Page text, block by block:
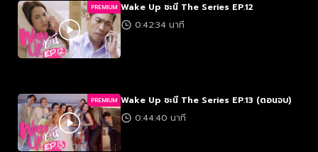
PREMIUM Wake Up ชะนี The Series EP.12
0:42:34 นาที
PREMIUM Wake Up ชะนี The Series EP.13 (ตอนจบ)
0:44:40 นาที